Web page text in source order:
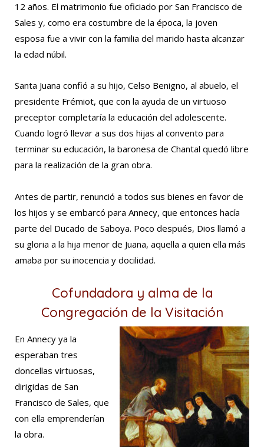
12 años. El matrimonio fue oficiado por San Francisco de
Sales y, como era costumbre de la época, la joven
esposa fue a vivir con la familia del marido hasta alcanzar
la edad núbil.
Santa Juana confió a su hijo, Celso Benigno, al abuelo, el
presidente Frémiot, que con la ayuda de un virtuoso
preceptor completaría la educación del adolescente.
Cuando logró llevar a sus dos hijas al convento para
terminar su educación, la baronesa de Chantal quedó libre
para la realización de la gran obra.
Antes de partir, renunció a todos sus bienes en favor de
los hijos y se embarcó para Annecy, que entonces hacía
parte del Ducado de Saboya. Poco después, Dios llamó a
su gloria a la hija menor de Juana, aquella a quien ella más
amaba por su inocencia y docilidad.
Cofundadora y alma de la
Congregación de la Visitación
En Annecy ya la
esperaban tres
doncellas virtuosas,
dirigidas de San
Francisco de Sales, que
con ella emprenderían
la obra.